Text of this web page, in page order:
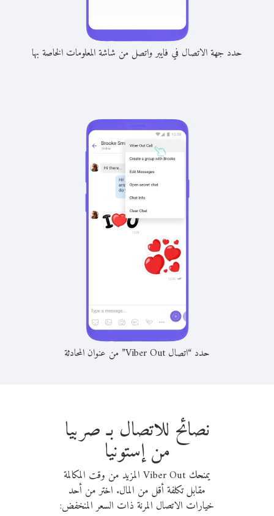
حدد جهة الاتصال في فايبر واتصل من شاشة المعلومات الخاصة بها
حدد “اتصال Viber Out” من عنوان المحادثة
نصائح للاتصال بـ صربيا
من إستونيا
يمنحك Viber Out المزيد من وقت المكالمة
مقابل تكلفة أقل من المال. اختر من أحد
خيارات الاتصال المرنة ذات السعر المنخفض: